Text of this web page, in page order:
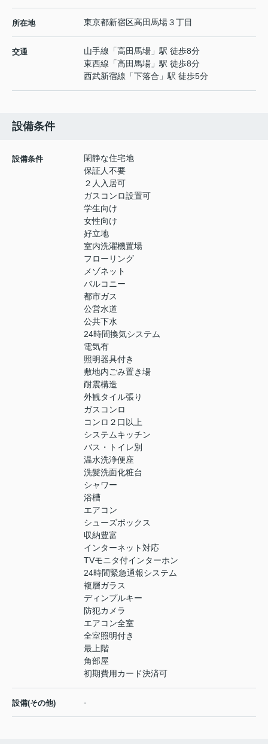
所在地 東京都新宿区高田馬場３丁目
交通 山手線 「高田馬場 」駅 徒歩8分
東西線 「高田馬場 」駅 徒歩8分
西武新宿線 「下落合 」駅 徒歩5分
設備条件
設備条件
閑静な住宅地
保証人不要
２人入居可
ガスコンロ設置可
学生向け
女性向け
好立地
室内洗濯機置場
フローリング
メゾネット
バルコニー
都市ガス
公営水道
公共下水
24時間換気システム
電気有
照明器具付き
敷地内ごみ置き場
耐震構造
外観タイル張り
ガスコンロ
コンロ２口以上
システムキッチン
バス・トイレ別
温水洗浄便座
洗髪洗面化粧台
シャワー
浴槽
エアコン
シューズボックス
収納豊富
インターネット対応
TVモニタ付インターホン
24時間緊急通報システム
複層ガラス
ディンプルキー
防犯カメラ
エアコン全室
全室照明付き
最上階
角部屋
初期費用カード決済可
設備(その他) -